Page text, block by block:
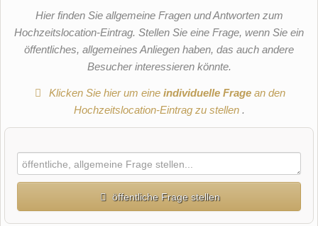
Hier finden Sie allgemeine Fragen und Antworten zum
Hochzeitslocation-Eintrag. Stellen Sie eine Frage, wenn Sie ein
öffentliches, allgemeines Anliegen haben, das auch andere
Besucher interessieren könnte.
Klicken Sie hier um eineindividuelle Frage an den
Hochzeitslocation-Eintrag zu stellen .
öffentliche Frage stellen